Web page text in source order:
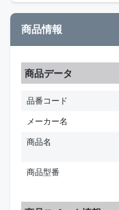
商品情報
商品データ
品番コード
メーカー名
商品名
商品型番